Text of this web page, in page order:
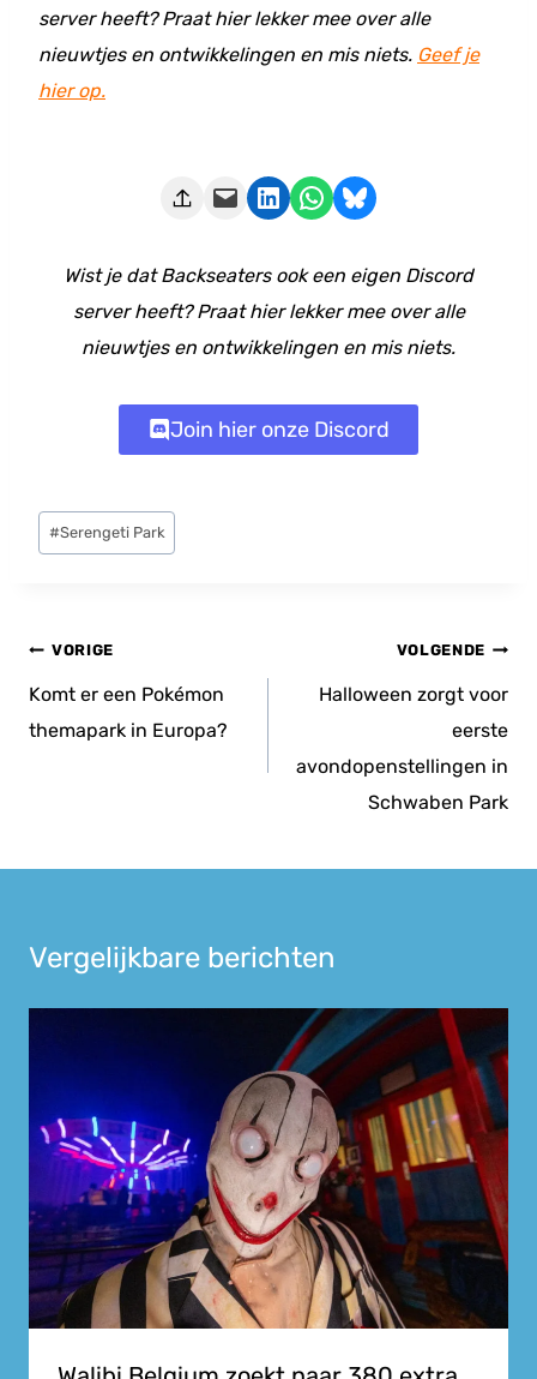
server heeft? Praat hier lekker mee over alle
nieuwtjes en ontwikkelingen en mis niets. Geef je
hier op.
Deze pagina e-mailen Delen op LinkedIn Delen via WhatsApp Share on Bluesky
Wist je dat Backseaters ook een eigen Discord
server heeft? Praat hier lekker mee over alle
nieuwtjes en ontwikkelingen en mis niets.
Join hier onze Discord
Bericht
tags:
#Serengeti Park
Bericht
navigatie
VORIGE
Komt er een Pokémon
themapark in Europa?
VOLGENDE
Halloween zorgt voor
eerste
avondopenstellingen in
Schwaben Park
Vergelijkbare berichten